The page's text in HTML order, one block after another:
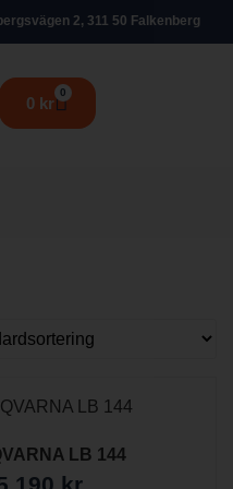
2, 311 50 Falkenberg
0 kr
0
LB 144